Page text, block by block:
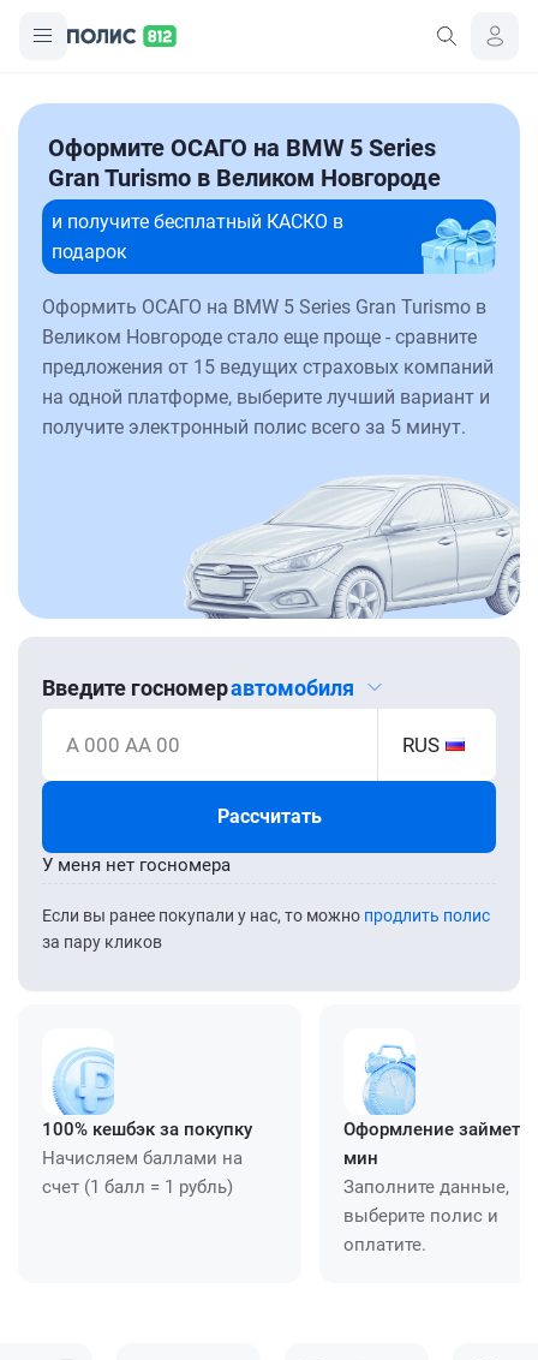
Оформите ОСАГО на BMW 5 Series
Gran Turismo в Великом Новгороде
и получите бесплатный КАСКО в
подарок
Оформить ОСАГО на BMW 5 Series Gran Turismo в
Великом Новгороде стало еще проще - сравните
предложения от 15 ведущих страховых компаний
на одной платформе, выберите лучший вариант и
получите электронный полис всего за 5 минут.
Введите госномеравтомобиля
А 000 АА 00 RUS
Рассчитать
Если вы ранее покупали у нас, то можно продлить полис
за пару кликов
У меня нет госномера
100% кешбэк за покупку
Начисляем баллами на
счет (1 балл = 1 рубль)
Оформление займет
мин
Заполните данные,
выберите полис и
оплатите.